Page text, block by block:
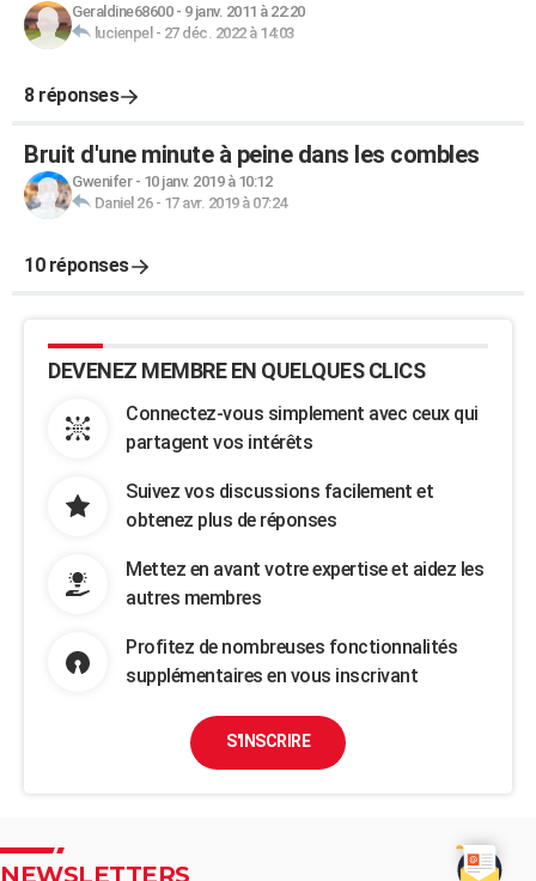
Geraldine68600- 9 janv. 2011 à 22:20
lucienpel - 27 déc. 2022 à 14:03
8 réponses
Bruit d'une minute à peine dans les combles
Gwenifer- 10 janv. 2019 à 10:12
Daniel 26- 17 avr. 2019 à 07:24
10 réponses
DEVENEZ MEMBRE EN QUELQUES CLICS
Connectez-vous simplement avec ceux qui
partagent vos intérêts
Suivez vos discussions facilement et
obtenez plus de réponses
Mettez en avant votre expertise et aidez les
autres membres
Profitez de nombreuses fonctionnalités
supplémentaires en vous inscrivant
S'INSCRIRE
NEWSLETTERS